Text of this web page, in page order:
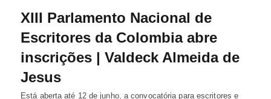
XIII Parlamento Nacional de
Escritores da Colombia abre
inscrições | Valdeck Almeida de
Jesus
Está aberta até 12 de junho, a convocatória para escritores e